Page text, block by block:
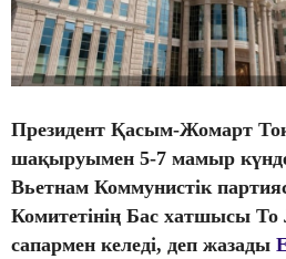
Президент Қасым-Жомарт
шақыруымен 5-7 мамыр
Вьетнам Коммунистік
Комитетінің Бас хатшысы То
сапармен келеді, деп жазады